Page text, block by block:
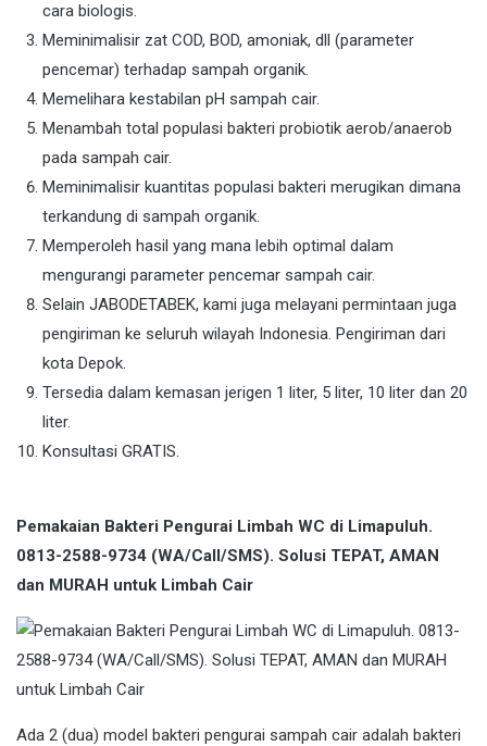
cara biologis.
Meminimalisir zat COD, BOD, amoniak, dll (parameter
pencemar) terhadap sampah organik.
Memelihara kestabilan pH sampah cair.
Menambah total populasi bakteri probiotik aerob/anaerob
pada sampah cair.
Meminimalisir kuantitas populasi bakteri merugikan dimana
terkandung di sampah organik.
Memperoleh hasil yang mana lebih optimal dalam
mengurangi parameter pencemar sampah cair.
Selain JABODETABEK, kami juga melayani permintaan juga
pengiriman ke seluruh wilayah Indonesia. Pengiriman dari
kota Depok.
Tersedia dalam kemasan jerigen 1 liter, 5 liter, 10 liter dan 20
liter.
Konsultasi GRATIS.
Pemakaian Bakteri Pengurai Limbah WC di Limapuluh.
0813-2588-9734 (WA/Call/SMS). Solusi TEPAT, AMAN
dan MURAH untuk Limbah Cair
Ada 2 (dua) model bakteri pengurai sampah cair adalah bakteri